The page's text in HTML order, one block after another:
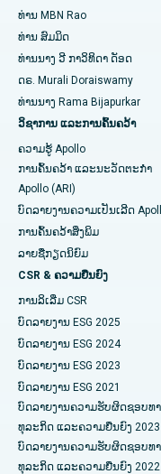
ຊອກຫານັກຈິດຕະວິ
ຊອກຫາແພດຜ່າຕັດ
ໂຮງໝໍທີ່ດີທີ່ສຸດໃນໜ່ວຍທີ
ໂຮງໝໍທີ່ດີທີ່ສຸດໃນຖະໜົນ
ໂຮງໝໍທີ່ດີທີ່ສຸດໃນ
ໂຮງໝໍທີ່ດີທີ່ສຸດໃນນິວເດລີ
ໂຮງໝໍທີ່ດີທີ່ສຸດໃນ
ໂຮງໝໍທີ່ດີທີ່ສຸດໃນ GS
ໂຮງໝໍທີ່ດີທີ່ສຸດໃນ
ໂຮງໝໍທີ່ດີທີ່ສຸດໃນ Vijay
ໂຮງໝໍທີ່ດີທີ່ສຸດໃນ
ໂຮງໝໍທີ່ດີທີ່ສຸດໃນ Canal
ໂຮງໝໍທີ່ດີທີ່ສຸດໃນ CBD
ໂຮງໝໍທີ່ດີທີ່ສຸດໃນ
ໂຮງໝໍທີ່ດີທີ່ສຸດໃນ
ເສັ້ນເລືອດແດງຂອງມົດລູກ
ການຜ່າຕັດໄຂ່ຫຼັງ
ການຜ່າຕັດມະເຮັງເຕົ້ານົມ
ການປິ່ນປົວໂຣກຜີວ ໜັງ
Colonoscopy
Polypectomy
ການກະຕຸ້ນສະຫມອງເລິກ
ການກວດລ້າງຊ່ອງຄອດ
ການກວດຮ່າງກາຍຂອງຫ
Parathyroidectomy
ເຊລາມິກການທົດແທນຫົວ
ERCP
ທ່ານ MBN Rao
ທ່ານ ສົມມິດ
ທ່ານ​ນາງ ວີ ກາ​ວິ​ທິ​ດາ ດັອດ
ດຣ. Murali Doraiswamy
ທ່ານ​ນາງ Rama Bijapurkar
ວິຊາການ ແລະການຄົ້ນຄວ້າ
ຄວາມຮູ້ Apollo
ການຄົ້ນຄວ້າ ແລະນະວັດຕະກໍາ
Apollo (ARI)
ບົດລາຍງານຄວາມເປັນເລີດ
ການຄົ້ນຄວ້າສິ່ງພິມ
ລາຍຊື່ກຽດນິຍົມ
CSR & ຄວາມຍືນຍົງ
ການລິເລີ່ມ CSR
ບົດລາຍງານ ESG 2025
ບົດລາຍງານ ESG 2024
ບົດລາຍງານ ESG 2023
ບົດລາຍງານ ESG 2021
ບົດລາຍງານຄວາມຮັບຜິດຊອບທາ
ທຸລະກິດ ແລະຄວາມຍືນຍົງ 2023
ບົດລາຍງານຄວາມຮັບຜິດຊອບທາ
ທຸລະກິດ ແລະຄວາມຍືນຍົງ 2022